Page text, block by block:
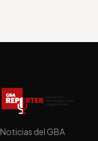
Noticias del GBA